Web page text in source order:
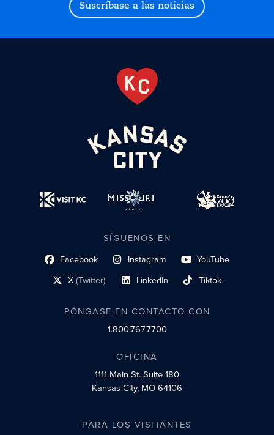
Suscríbase a las noticias
SÍGUENOS EN
Facebook
enlace al perfil social Instagram
enlace de perfil social YouTube
enlace de perfil social
X(Twitter)
enlace al perfil social LinkedIn
enlace al perfil social Tiktok
enlace al perfil social
PÓNGASE EN CONTACTO CON
1.800.767.7700
OFICINA
1111 Main St.Suite 180
Kansas City, MO 64106
PARA LOS VISITANTES